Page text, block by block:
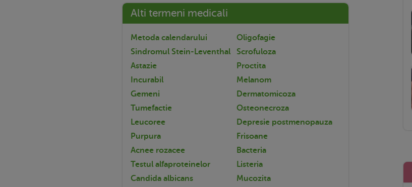
Alti termeni medicali
Metoda calendarului
Oligofagie
Sindromul Stein-Leventhal
Scrofuloza
Astazie
Proctita
Incurabil
Melanom
Gemeni
Dermatomicoza
Tumefactie
Osteonecroza
Leucoree
Depresie postmenopauza
Purpura
Frisoane
Acnee rozacee
Bacteria
Testul alfaproteinelor
Listeria
Candida albicans
Mucozita